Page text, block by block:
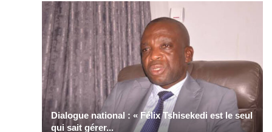
Dialogue national : « Félix Tshisekedi est le seul
qui sait gérer...